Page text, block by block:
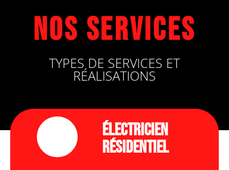
Nos services
TYPES DE SERVICES ET
RÉALISATIONS
Électricien
Résidentiel